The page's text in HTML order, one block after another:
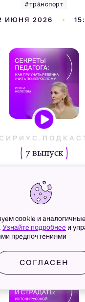
#транспорт
ИЮНЯ 2026
7 выпуск
РЕБЁНКА
ВЗРОСЛОМУ
#чтение
cookie и аналогичные
Узнайте подробнее и
предпочтениями
СОГЛАСЕН